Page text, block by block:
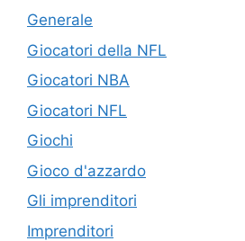
Generale
Giocatori della NFL
Giocatori NBA
Giocatori NFL
Giochi
Gioco d'azzardo
Gli imprenditori
Imprenditori